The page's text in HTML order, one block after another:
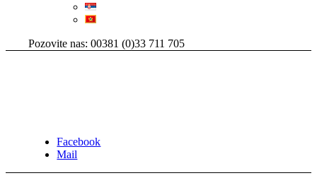
Pozovite nas: 00381 (0)33 711 705
Facebook
Mail